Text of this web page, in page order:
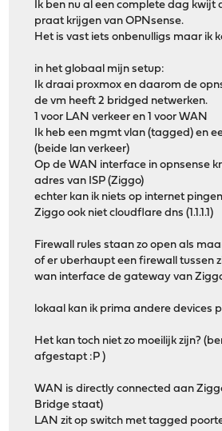
Ik ben nu al een complete dag kwijt
praat krijgen van OPNsense.
Het is vast iets onbenulligs maar ik
in het globaal mijn setup:
Ik draai proxmox en daarom de
de vm heeft 2 bridged netwerken.
1 voor LAN verkeer en 1 voor WAN
Ik heb een mgmt vlan (tagged) en
(beide lan verkeer)
Op de WAN interface in opnsense
adres van ISP (Ziggo)
echter kan ik niets op internet
Ziggo ook niet cloudflare dns (1.1.1.1)
Firewall rules staan zo open als
of er uberhaupt een firewall tussen
wan interface de gateway van
lokaal kan ik prima andere devices
Het kan toch niet zo moeilijk zijn?
afgestapt :P )
WAN is directly connected aan
Bridge staat)
LAN zit op switch met tagged